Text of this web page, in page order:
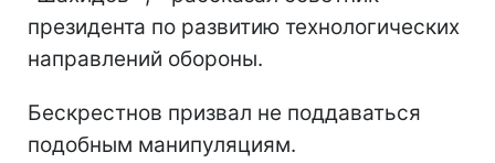
президента по развитию технологических
направлений обороны.
Бескрестнов призвал не поддаваться
подобным манипуляциям.